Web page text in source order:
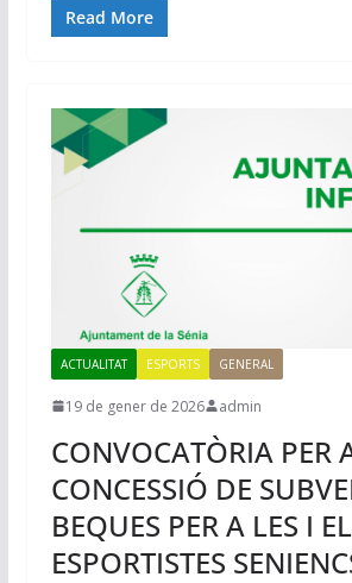
Read More
ACTUALITAT ESPORTS GENERAL
19 de gener de 2026 admin
CONVOCATÒRIA PER
CONCESSIÓ DE
BEQUES PER A LES I
ESPORTISTES